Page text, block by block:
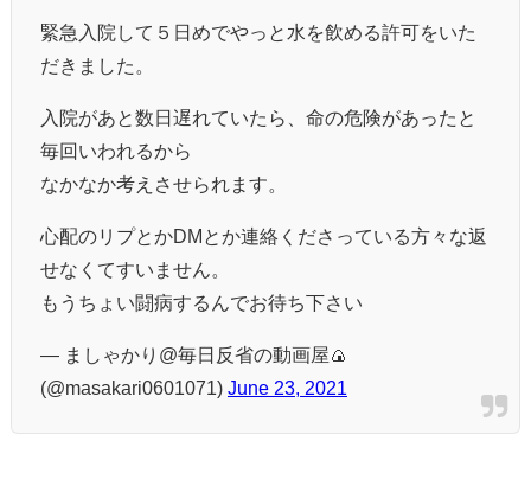
緊急入院して５日めでやっと水を飲める許可をいた
だきました。
入院があと数日遅れていたら、命の危険があったと
毎回いわれるから
なかなか考えさせられます。
心配のリプとかDMとか連絡くださっている方々な返
せなくてすいません。
もうちょい闘病するんでお待ち下さい
— ましゃかり@毎日反省の動画屋🍙
(@masakari0601071) June 23, 2021